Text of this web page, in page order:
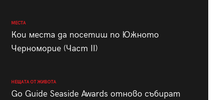
МЕСТА
Кои места да посетиш по Южното
Черноморие (Част II)
НЕЩАТА ОТ ЖИВОТА
Go Guide Seaside Awards отново събират